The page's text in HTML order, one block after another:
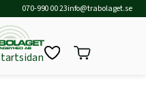
070-990 00 23info@trabolaget.se